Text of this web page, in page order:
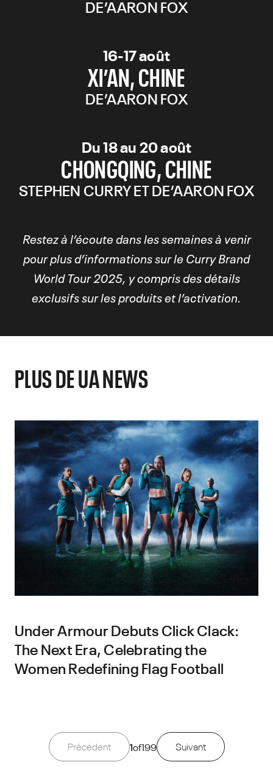
DE’AARON FOX
16-17 août
XI’AN, CHINE
DE’AARON FOX
Du 18 au 20 août
CHONGQING, CHINE
STEPHEN CURRY ET DE’AARON FOX
Restez à l’écoute dans les semaines à venir
pour plus d’informations sur le Curry Brand
World Tour 2025, y compris des détails
exclusifs sur les produits et l’activation.
PLUS DE UA NEWS
Under Armour Debuts Click Clack:
The Next Era, Celebrating the
Women Redefining Flag Football
Précédent 1of199 Suivant